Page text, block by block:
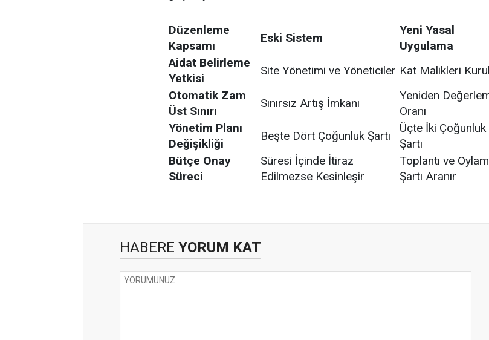
Düzenleme
Kapsamı
Eski Sistem
Yeni Yasal
Uygulama
Aidat Belirleme
Yetkisi
Site Yönetimi ve Yöneticiler Kat Malikleri
Otomatik Zam
Üst Sınırı
Sınırsız Artış İmkanı
Yeniden
Oranı
Yönetim Planı
Değişikliği
Beşte Dört Çoğunluk Şartı
Üçte İki Çoğunluk
Şartı
Bütçe Onay
Süreci
Süresi İçinde İtiraz
Edilmezse Kesinleşir
Toplantı ve
Şartı Aranır
HABERE YORUM KAT